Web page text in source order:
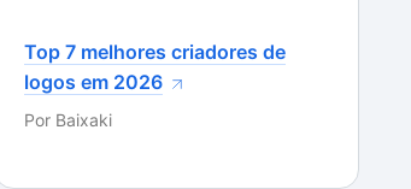
Top 7 melhores criadores de
logos em 2026
Por Baixaki